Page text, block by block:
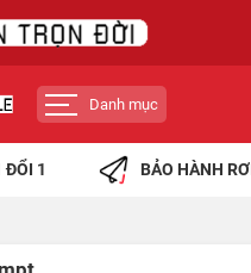
Danh mục
ĐỔI 1 BẢO HÀNH